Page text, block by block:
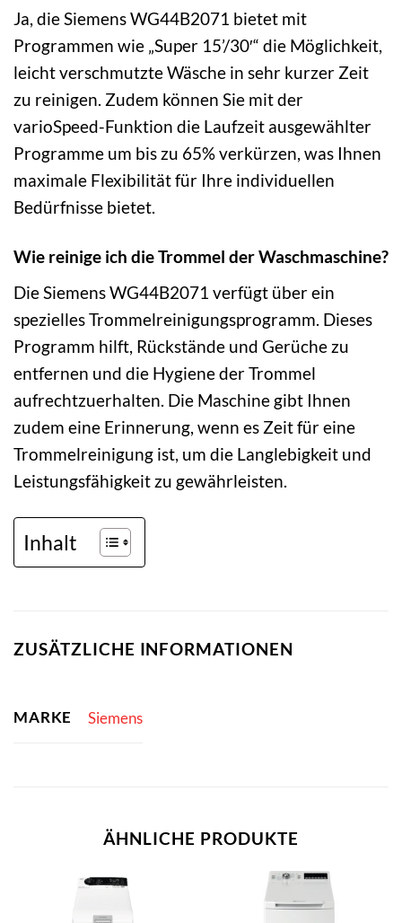
Ja, die Siemens WG44B2071 bietet mit
Programmen wie „Super 15’/30′“ die Möglichkeit,
leicht verschmutzte Wäsche in sehr kurzer Zeit
zu reinigen. Zudem können Sie mit der
varioSpeed-Funktion die Laufzeit ausgewählter
Programme um bis zu 65% verkürzen, was Ihnen
maximale Flexibilität für Ihre individuellen
Bedürfnisse bietet.
Wie reinige ich die Trommel der Waschmaschine?
Die Siemens WG44B2071 verfügt über ein
spezielles Trommelreinigungsprogramm. Dieses
Programm hilft, Rückstände und Gerüche zu
entfernen und die Hygiene der Trommel
aufrechtzuerhalten. Die Maschine gibt Ihnen
zudem eine Erinnerung, wenn es Zeit für eine
Trommelreinigung ist, um die Langlebigkeit und
Leistungsfähigkeit zu gewährleisten.
Inhalt
ZUSÄTZLICHE INFORMATIONEN
MARKE Siemens
ÄHNLICHE PRODUKTE